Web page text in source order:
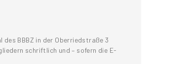
BBBZ in der Oberriedstraße 3
schriftlich und – sofern die E-